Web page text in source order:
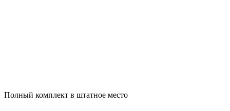
Полный комплект в штатное место